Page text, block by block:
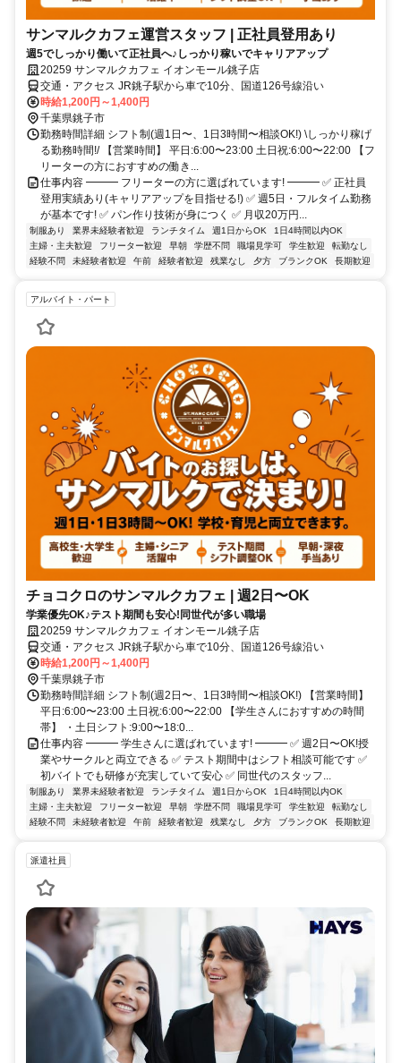
サンマルクカフェ運営スタッフ | 正社員登用あり
週5でしっかり働いて正社員へ♪しっかり稼いでキャリアアップ
20259 サンマルクカフェ イオンモール銚子店
交通・アクセス JR銚子駅から車で10分、国道126号線沿い
時給1,200円～1,400円
千葉県銚子市
勤務時間詳細 シフト制(週1日〜、1日3時間〜相談OK!) \しっかり稼げ
る勤務時間!/ 【営業時間】 平日:6:00〜23:00 土日祝:6:00〜22:00 【フ
リーターの方におすすめの働き...
仕事内容 ━━━ フリーターの方に選ばれています! ━━━ ✅ 正社員
登用実績あり(キャリアアップを目指せる!) ✅ 週5日・フルタイム勤務
が基本です! ✅ パン作り技術が身につく ✅ 月収20万円...
制服あり 業界未経験者歓迎 ランチタイム 週1日からOK
1日4時間以内OK
主婦・主夫歓迎
フリーター歓迎 早朝 学歴不問 職場見学可 学生歓迎
転勤なし
経験不問
未経験者歓迎 午前 経験者歓迎 残業なし 夕方 ブランクOK 長期歓迎
アルバイト・パート
チョコクロのサンマルクカフェ | 週2日〜OK
学業優先OK♪テスト期間も安心!同世代が多い職場
20259 サンマルクカフェ イオンモール銚子店
交通・アクセス JR銚子駅から車で10分、国道126号線沿い
時給1,200円～1,400円
千葉県銚子市
勤務時間詳細 シフト制(週2日〜、1日3時間〜相談OK!) 【営業時間】
平日:6:00〜23:00 土日祝:6:00〜22:00 【学生さんにおすすめの時間
帯】 ・土日シフト:9:00〜18:0...
仕事内容 ━━━ 学生さんに選ばれています! ━━━ ✅ 週2日〜OK!授
業やサークルと両立できる ✅ テスト期間中はシフト相談可能です ✅
初バイトでも研修が充実していて安心 ✅ 同世代のスタッフ...
制服あり 業界未経験者歓迎 ランチタイム 週1日からOK
1日4時間以内OK
主婦・主夫歓迎
フリーター歓迎 早朝 学歴不問 職場見学可 学生歓迎
転勤なし
経験不問
未経験者歓迎 午前 経験者歓迎 残業なし 夕方 ブランクOK 長期歓迎
派遣社員